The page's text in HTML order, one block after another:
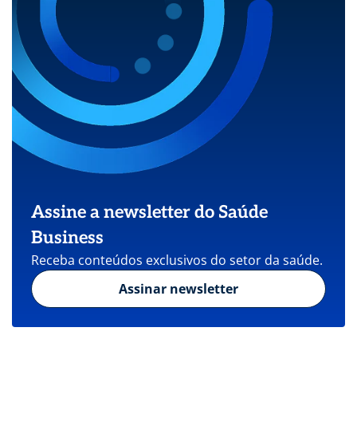
Assine a newsletter do Saúde
Business
Receba conteúdos exclusivos do setor da saúde.
Assinar newsletter